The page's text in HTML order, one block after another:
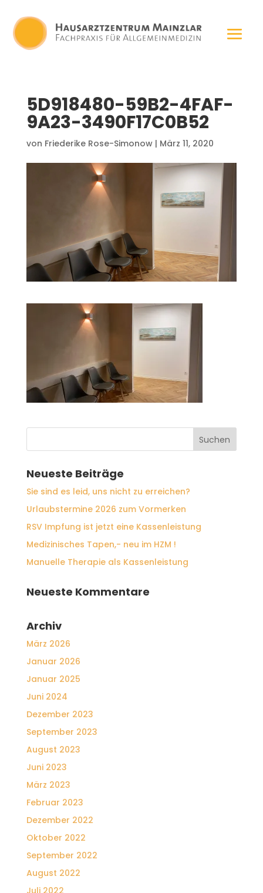
5D918480-59B2-4FAF-
9A23-3490F17C0B52
von Friederike Rose-Simonow| März 11, 2020
Neueste Beiträge
Sie sind es leid, uns nicht zu erreichen?
Urlaubstermine 2026 zum Vormerken
RSV Impfung ist jetzt eine Kassenleistung
Medizinisches Tapen,- neu im HZM !
Manuelle Therapie als Kassenleistung
Neueste Kommentare
Archiv
März 2026
Januar 2026
Januar 2025
Juni 2024
Dezember 2023
September 2023
August 2023
Juni 2023
März 2023
Februar 2023
Dezember 2022
Oktober 2022
September 2022
August 2022
Juli 2022